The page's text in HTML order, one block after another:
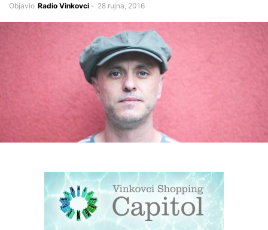
Objavio Radio Vinkovci - 28 rujna, 2016